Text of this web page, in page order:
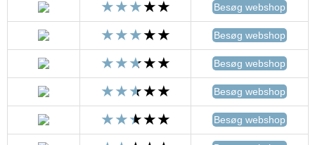
Besøg webshop
Besøg webshop
Besøg webshop
Besøg webshop
Besøg webshop